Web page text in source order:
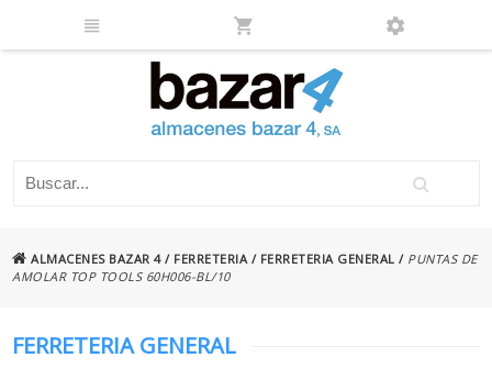
ALMACENES BAZAR 4/ FERRETERIA / FERRETERIA GENERAL / PUNTAS DE
AMOLAR TOP TOOLS 60H006-BL/10
FERRETERIA GENERAL